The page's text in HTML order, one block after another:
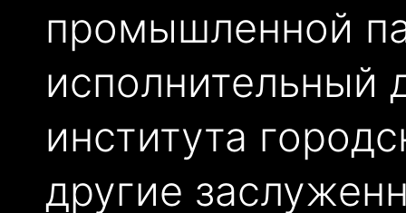
промышленной
исполнительный
института
другие